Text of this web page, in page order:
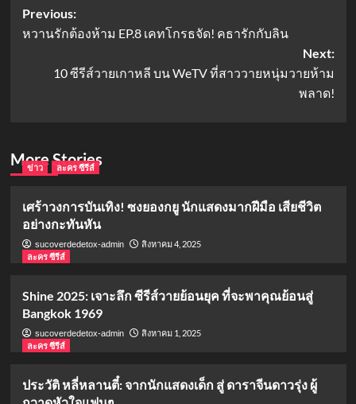
Post
navigation
Previous:
หวานรักต้องห้าม EP.8 เคทโกรธจัด! คธารักกับลิน
Next:
10 ซีรีส์วายเกาหลี บน WeTV ที่สาววายหนุ่มวายห้าม
พลาด!
More Stories
ข่าว ละคร ซีรีส์
เศร้าวงการบันเทิง! ซงยองกยู นักแสดงมากฝีมือ เสียชีวิต
อย่างกะทันหัน
sucoverdedetox-admin
สิงหาคม 4, 2025
ละคร ซีรีส์
Shine 2025: เจาะลึก ซีรีส์วายย้อนยุค ที่จะพาคุณย้อนสู่
Bangkok 1969
sucoverdedetox-admin
สิงหาคม 1, 2025
ละคร ซีรีส์
ประวัติ หลี่หลานตี๋: จากนักแสดงเด็ก สู่ ดาราจีนดาวรุ่ง ผู้